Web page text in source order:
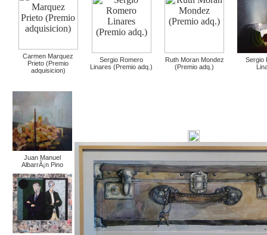
Carmen Marquez
Prieto (Premio
adquisicion)
Sergio Romero
Linares (Premio adq.)
Ruth Moran Mondez
(Premio adq.)
Sergio
Juan Manuel
AlbarrÃ¡n Pino